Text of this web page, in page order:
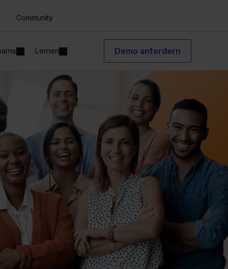
Community
Lernen Demo anfordern